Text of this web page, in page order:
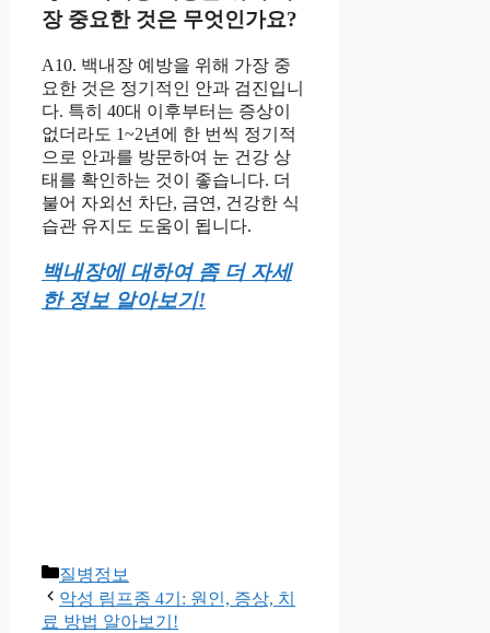
장 중요한 것은 무엇인가요?
A10. 백내장 예방을 위해 가장 중
요한 것은 정기적인 안과 검진입니
다. 특히 40대 이후부터는 증상이
없더라도 1~2년에 한 번씩 정기적
으로 안과를 방문하여 눈 건강 상
태를 확인하는 것이 좋습니다. 더
불어 자외선 차단, 금연, 건강한 식
습관 유지도 도움이 됩니다.
백내장에 대하여 좀 더 자세
한 정보 알아보기!
Categories
질병정보
악성 림프종 4기: 원인, 증상, 치
료 방법 알아보기!